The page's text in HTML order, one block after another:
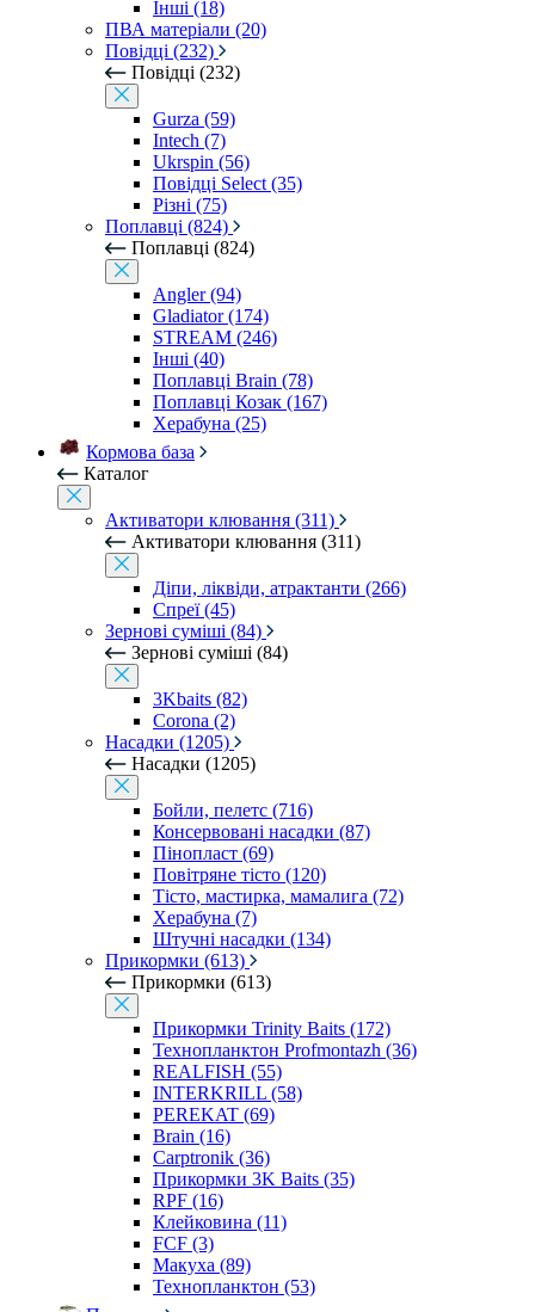
Інші (18)
ПВА матеріали (20)
Повідці (232)
Повідці (232)
Gurza (59)
Intech (7)
Ukrspin (56)
Повідці Select (35)
Різні (75)
Поплавці (824)
Поплавці (824)
Angler (94)
Gladiator (174)
STREAM (246)
Інші (40)
Поплавці Brain (78)
Поплавці Козак (167)
Херабуна (25)
Кормова база
Каталог
Активатори клювання (311)
Активатори клювання (311)
Діпи, ліквіди, атрактанти (266)
Спреї (45)
Зернові суміші (84)
Зернові суміші (84)
3Kbaits (82)
Corona (2)
Насадки (1205)
Насадки (1205)
Бойли, пелетс (716)
Консервовані насадки (87)
Пінопласт (69)
Повітряне тісто (120)
Тісто, мастирка, мамалига (72)
Херабуна (7)
Штучні насадки (134)
Прикормки (613)
Прикормки (613)
Прикормки Trinity Baits (172)
Технопланктон Profmontazh (36)
REALFISH (55)
INTERKRILL (58)
PEREKAT (69)
Brain (16)
Carptronik (36)
Прикормки 3K Baits (35)
RPF (16)
Клейковина (11)
FCF (3)
Макуха (89)
Технопланктон (53)